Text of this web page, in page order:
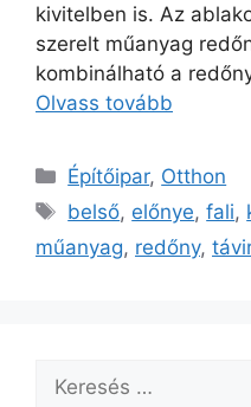
kivitelben is. Az
szerelt műanyag
kombinálható a
Olvass tovább
Kategória
Építőipar, Otthon
Címkék
belső, előnye,fali,
műanyag, redőny,
Keresés: